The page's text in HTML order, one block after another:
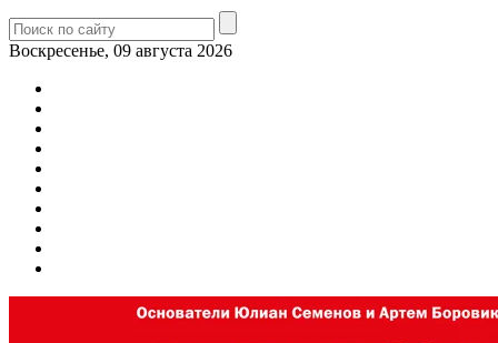
Воскресенье, 09 августа 2026